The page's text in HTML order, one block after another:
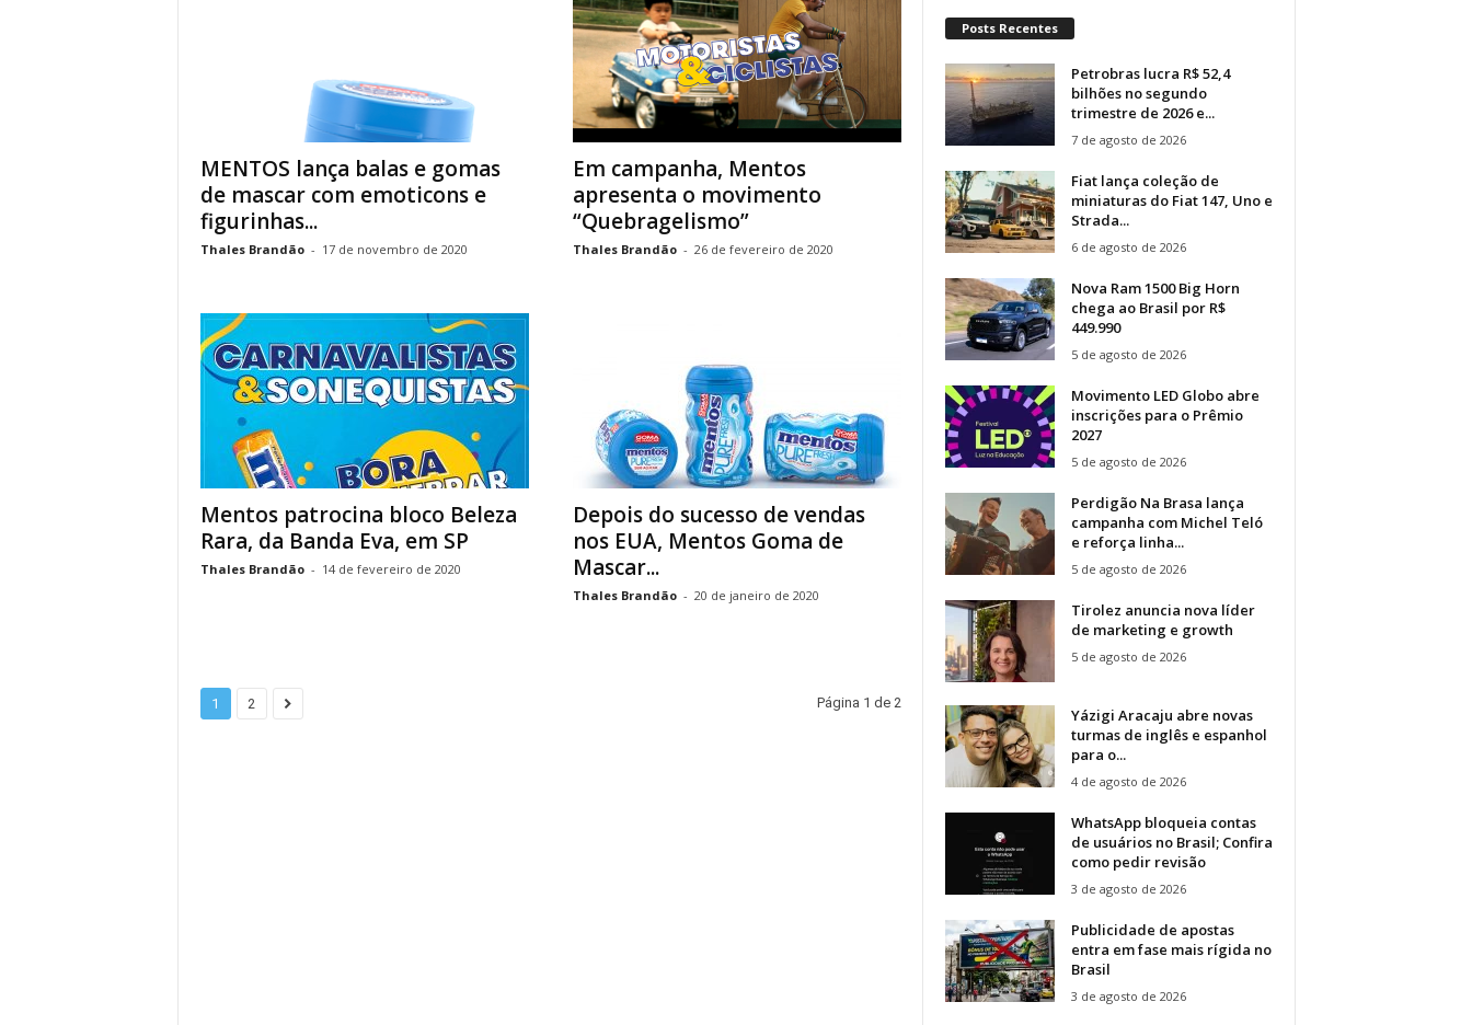
MENTOS lança balas e gomas
de mascar com emoticons e
figurinhas...
Thales Brandão - 17 de novembro de 2020
Em campanha, Mentos
apresenta o movimento
“Quebragelismo”
Thales Brandão - 26 de fevereiro de 2020
Mentos patrocina bloco Beleza
Rara, da Banda Eva, em SP
Thales Brandão - 14 de fevereiro de 2020
Depois do sucesso de vendas
nos EUA, Mentos Goma de
Mascar...
Thales Brandão - 20 de janeiro de 2020
1 2 Página 1 de 2
Posts Recentes
Petrobras lucra R$ 52,4
bilhões no segundo
trimestre de 2026 e...
7 de agosto de 2026
Fiat lança coleção de
miniaturas do Fiat 147, Uno e
Strada...
6 de agosto de 2026
Nova Ram 1500 Big Horn
chega ao Brasil por R$
449.990
5 de agosto de 2026
Movimento LED Globo abre
inscrições para o Prêmio
2027
5 de agosto de 2026
Perdigão Na Brasa lança
campanha com Michel Teló
e reforça linha...
5 de agosto de 2026
Tirolez anuncia nova líder
de marketing e growth
5 de agosto de 2026
Yázigi Aracaju abre novas
turmas de inglês e espanhol
para o...
4 de agosto de 2026
WhatsApp bloqueia contas
de usuários no Brasil; Confira
como pedir revisão
3 de agosto de 2026
Publicidade de apostas
entra em fase mais rígida no
Brasil
3 de agosto de 2026